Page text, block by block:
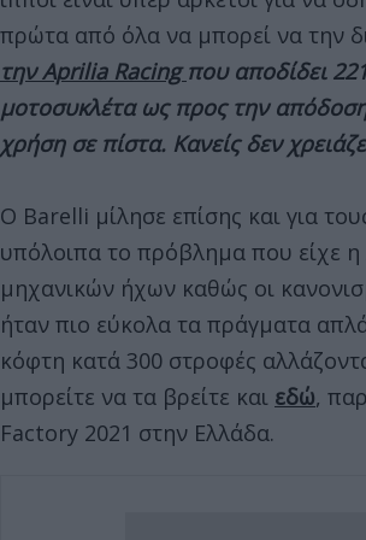
πρώτα από όλα να μπορεί να την
την Aprilia Racingπου αποδίδει
μοτοσυκλέτα ως προς την
χρήση σε πίστα. Κανείς δεν
Ο Barelli μίλησε επίσης και για
υπόλοιπα το πρόβλημα που είχε
μηχανικών ήχων καθώς οι
ήταν πιο εύκολα τα πράγματα
κόφτη κατά 300 στροφές
μπορείτε να τα βρείτε και εδώ,
Factory 2021 στην Ελλάδα.